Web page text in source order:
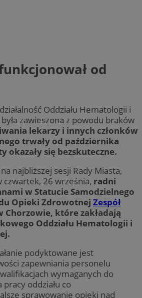
od
Oddziału Hematologii i
zawieszona z powodu braków
lekarzy i innych członków
trwały od października
okazały się bezskuteczne.
najbliższej sesji Rady Miasta,
26 września, radni
w Statucie Samodzielnego
Opieki Zdrowotnej Zespół
Chorzowie, które zakładają
Oddziału Hematologii i
podyktowane jest
zapewniania personelu
wymaganych do
oddziału co
sprawowanie opieki nad